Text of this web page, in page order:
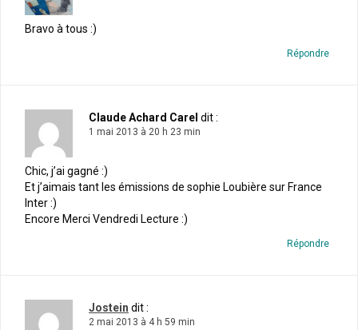
Bravo à tous :)
Répondre
Claude Achard Carel dit :
1 mai 2013 à 20 h 23 min
Chic, j’ai gagné :)
Et j’aimais tant les émissions de sophie Loubière sur France
Inter :)
Encore Merci Vendredi Lecture :)
Répondre
Jostein dit :
2 mai 2013 à 4 h 59 min